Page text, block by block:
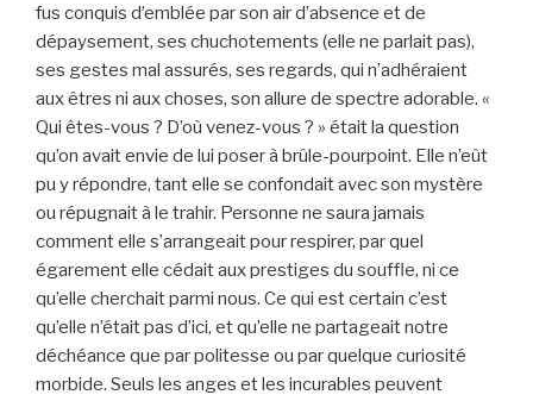
fus conquis d’emblée par son air d’absence et de
dépaysement, ses chuchotements (elle ne parlait pas),
ses gestes mal assurés, ses regards, qui n’adhéraient
aux êtres ni aux choses, son allure de spectre adorable. «
Qui êtes-vous ? D’où venez-vous ? » était la question
qu’on avait envie de lui poser à brûle-pourpoint. Elle n’eût
pu y répondre, tant elle se confondait avec son mystère
ou répugnait à le trahir. Personne ne saura jamais
comment elle s’arrangeait pour respirer, par quel
égarement elle cédait aux prestiges du souffle, ni ce
qu’elle cherchait parmi nous. Ce qui est certain c’est
qu’elle n’était pas d’ici, et qu’elle ne partageait notre
déchéance que par politesse ou par quelque curiosité
morbide. Seuls les anges et les incurables peuvent